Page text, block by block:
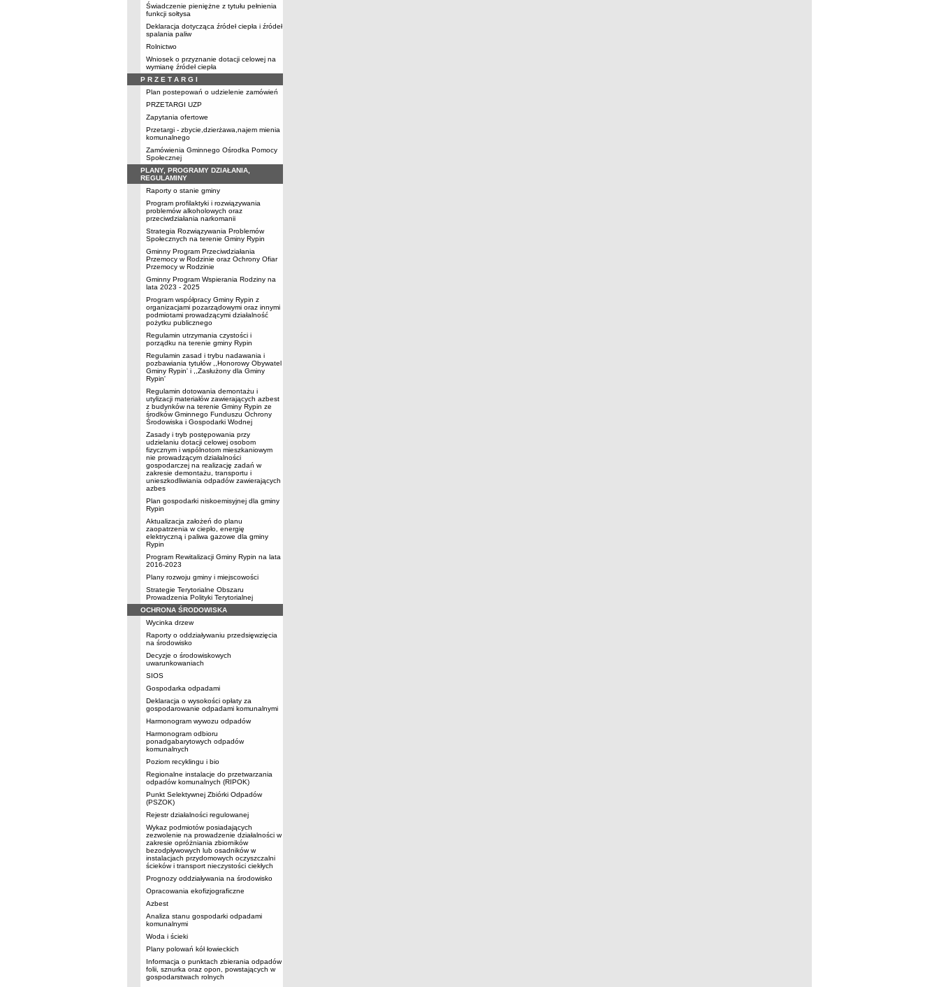
Świadczenie pieniężne z tytułu pełnienia
funkcji sołtysa
Deklaracja dotycząca źródeł ciepła i źródeł
spalania paliw
Rolnictwo
Wniosek o przyznanie dotacji celowej na
wymianę źródeł ciepła
P R Z E T A R G I
Plan postepowań o udzielenie zamówień
PRZETARGI UZP
Zapytania ofertowe
Przetargi - zbycie,dzierżawa,najem mienia
komunalnego
Zamówienia Gminnego Ośrodka Pomocy
Społecznej
PLANY, PROGRAMY DZIAŁANIA,
REGULAMINY
Raporty o stanie gminy
Program profilaktyki i rozwiązywania
problemów alkoholowych oraz
przeciwdziałania narkomanii
Strategia Rozwiązywania Problemów
Społecznych na terenie Gminy Rypin
Gminny Program Przeciwdziałania
Przemocy w Rodzinie oraz Ochrony Ofiar
Przemocy w Rodzinie
Gminny Program Wspierania Rodziny na
lata 2023 - 2025
Program współpracy Gminy Rypin z
organizacjami pozarządowymi oraz innymi
podmiotami prowadzącymi działalność
pożytku publicznego
Regulamin utrzymania czystości i
porządku na terenie gminy Rypin
Regulamin zasad i trybu nadawania i
pozbawiania tytułów ,,Honorowy Obywatel
Gminy Rypin' i ,,Zasłużony dla Gminy
Rypin'
Regulamin dotowania demontażu i
utylizacji materiałów zawierających azbest
z budynków na terenie Gminy Rypin ze
środków Gminnego Funduszu Ochrony
Środowiska i Gospodarki Wodnej
Zasady i tryb postępowania przy
udzielaniu dotacji celowej osobom
fizycznym i wspólnotom mieszkaniowym
nie prowadzącym działalności
gospodarczej na realizację zadań w
zakresie demontażu, transportu i
unieszkodliwiania odpadów zawierających
azbes
Plan gospodarki niskoemisyjnej dla gminy
Rypin
Aktualizacja założeń do planu
zaopatrzenia w ciepło, energię
elektryczną i paliwa gazowe dla gminy
Rypin
Program Rewitalizacji Gminy Rypin na lata
2016-2023
Plany rozwoju gminy i miejscowości
Strategie Terytorialne Obszaru
Prowadzenia Polityki Terytorialnej
OCHRONA ŚRODOWISKA
Wycinka drzew
Raporty o oddziaływaniu przedsięwzięcia
na środowisko
Decyzje o środowiskowych
uwarunkowaniach
SIOS
Gospodarka odpadami
Deklaracja o wysokości opłaty za
gospodarowanie odpadami komunalnymi
Harmonogram wywozu odpadów
Harmonogram odbioru
ponadgabarytowych odpadów
komunalnych
Poziom recyklingu i bio
Regionalne instalacje do przetwarzania
odpadów komunalnych (RIPOK)
Punkt Selektywnej Zbiórki Odpadów
(PSZOK)
Rejestr działalności regulowanej
Wykaz podmiotów posiadających
zezwolenie na prowadzenie działalności w
zakresie opróżniania zbiorników
bezodpływowych lub osadników w
instalacjach przydomowych oczyszczalni
ścieków i transport nieczystości ciekłych
Prognozy oddziaływania na środowisko
Opracowania ekofizjograficzne
Azbest
Analiza stanu gospodarki odpadami
komunalnymi
Woda i ścieki
Plany polowań kół łowieckich
Informacja o punktach zbierania odpadów
folii, sznurka oraz opon, powstających w
gospodarstwach rolnych